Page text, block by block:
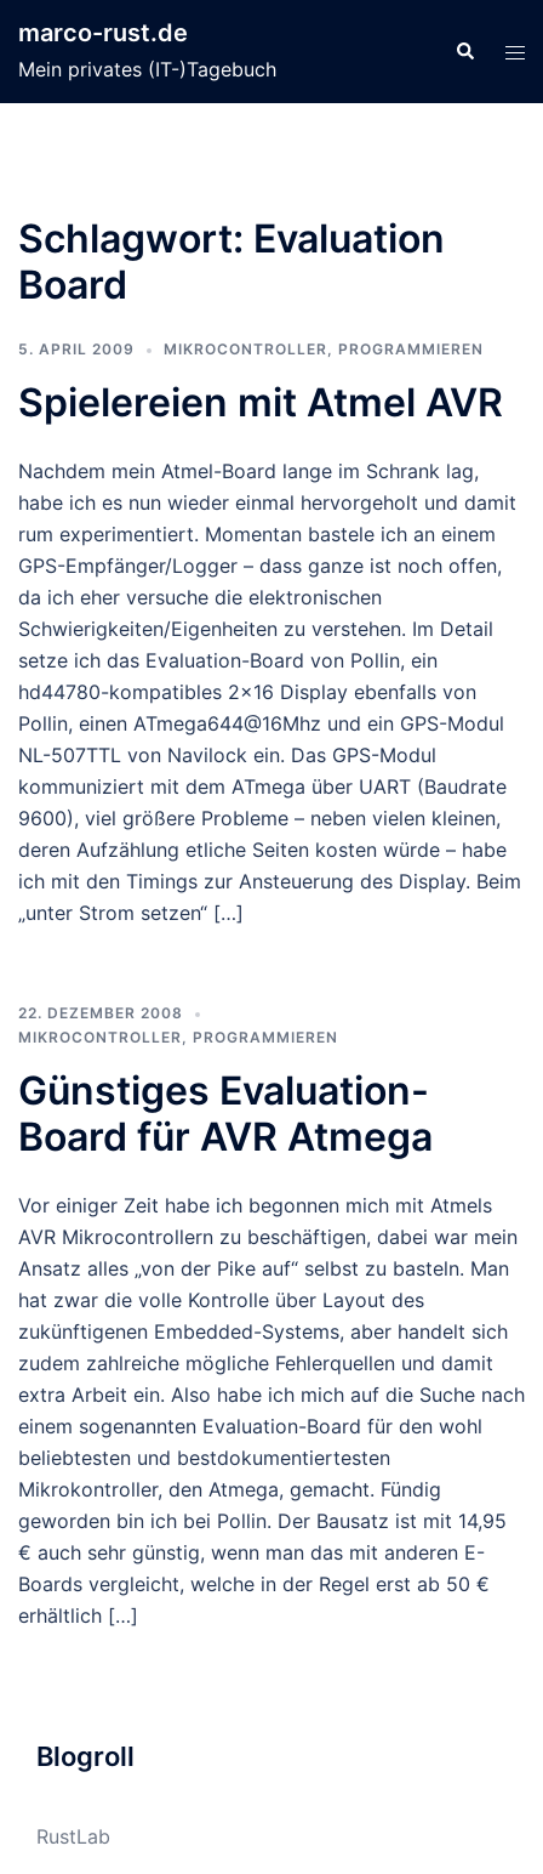
Inhalt
springen
marco-rust.de
Mein privates (IT-)Tagebuch
Suche
Schlagwort: Evaluation
Board
5. APRIL 2009 MIKROCONTROLLER, PROGRAMMIEREN
Spielereien mit Atmel AVR
Nachdem mein Atmel-Board lange im Schrank lag,
habe ich es nun wieder einmal hervorgeholt und damit
rum experimentiert. Momentan bastele ich an einem
GPS-Empfänger/Logger – dass ganze ist noch offen,
da ich eher versuche die elektronischen
Schwierigkeiten/Eigenheiten zu verstehen. Im Detail
setze ich das Evaluation-Board von Pollin, ein
hd44780-kompatibles 2×16 Display ebenfalls von
Pollin, einen ATmega644@16Mhz und ein GPS-Modul
NL-507TTL von Navilock ein. Das GPS-Modul
kommuniziert mit dem ATmega über UART (Baudrate
9600), viel größere Probleme – neben vielen kleinen,
deren Aufzählung etliche Seiten kosten würde – habe
ich mit den Timings zur Ansteuerung des Display. Beim
„unter Strom setzen“ […]
22. DEZEMBER 2008
MIKROCONTROLLER, PROGRAMMIEREN
Günstiges Evaluation-
Board für AVR Atmega
Vor einiger Zeit habe ich begonnen mich mit Atmels
AVR Mikrocontrollern zu beschäftigen, dabei war mein
Ansatz alles „von der Pike auf“ selbst zu basteln. Man
hat zwar die volle Kontrolle über Layout des
zukünftigenen Embedded-Systems, aber handelt sich
zudem zahlreiche mögliche Fehlerquellen und damit
extra Arbeit ein. Also habe ich mich auf die Suche nach
einem sogenannten Evaluation-Board für den wohl
beliebtesten und bestdokumentiertesten
Mikrokontroller, den Atmega, gemacht. Fündig
geworden bin ich bei Pollin. Der Bausatz ist mit 14,95
€ auch sehr günstig, wenn man das mit anderen E-
Boards vergleicht, welche in der Regel erst ab 50 €
erhältlich […]
Blogroll
RustLab